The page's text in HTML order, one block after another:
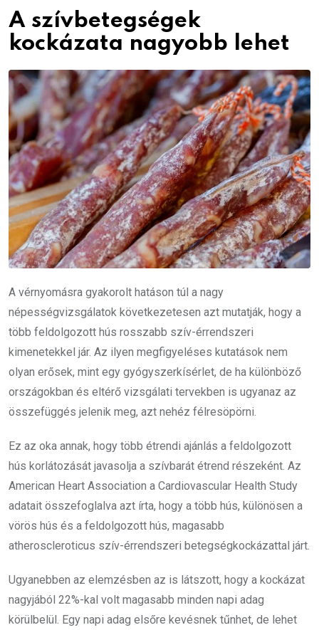
A szívbetegségek
kockázata nagyobb lehet
A vérnyomásra gyakorolt hatáson túl a nagy
népességvizsgálatok következetesen azt mutatják, hogy a
több feldolgozott hús rosszabb szív-érrendszeri
kimenetekkel jár. Az ilyen megfigyeléses kutatások nem
olyan erősek, mint egy gyógyszerkísérlet, de ha különböző
országokban és eltérő vizsgálati tervekben is ugyanaz az
összefüggés jelenik meg, azt nehéz félresöpörni.
Ez az oka annak, hogy több étrendi ajánlás a feldolgozott
hús korlátozását javasolja a szívbarát étrend részeként. Az
American Heart Association a Cardiovascular Health Study
adatait összefoglalva azt írta, hogy a több hús, különösen a
vörös hús és a feldolgozott hús, magasabb
atheroscleroticus szív-érrendszeri betegségkockázattal járt.
Ugyanebben az elemzésben az is látszott, hogy a kockázat
nagyjából 22%-kal volt magasabb minden napi adag
körülbelül. Egy napi adag elsőre kevésnek tűnhet, de lehet